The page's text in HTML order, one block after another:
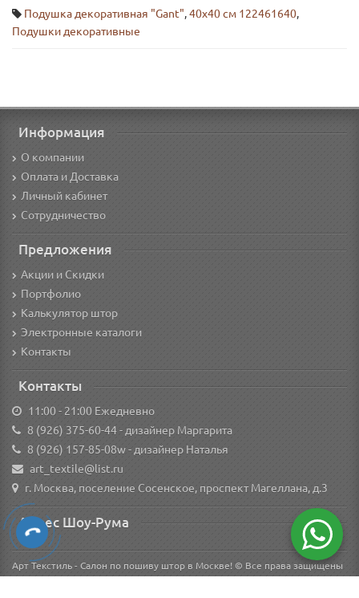
Подушка декоративная "Gant",40x40 см 122461640,
Подушки декоративные
Информация
О компании
Оплата и Доставка
Личный кабинет
Сотрудничество
Предложения
Акции и Скидки
Портфолио
Калькулятор штор
Электронные каталоги
Контакты
Контакты
11:00 - 21:00 Ежедневно
8 (926) 375-60-44- дизайнер Маргарита
8 (926) 157-85-08w- дизайнер Наталья
art_textile@list.ru
г. Москва, поселение Сосенское, проспект Магеллана, д.3
Адрес Шоу-Рума
Арт Текстиль - Салон по пошиву штор в Москве! © Все права защищены